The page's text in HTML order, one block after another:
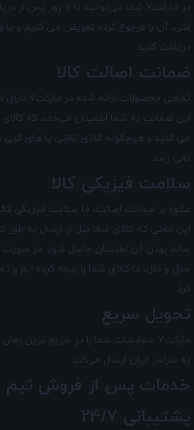
در مارکت7 شما
فنی، آن را مرجوع کرده تعویض می کنیم و یا
دریافت کنید.
ضمانت اصالت کالا
تمامی محصولات ارائه شده در مارکت7
این ضمانت به شما اطمینان می‌دهد که کالای
می کنید و هیچگونه کالای تقلبی یا های
نمی رسد.
سلامت فیزیکی کالا
علاوه بر ضمانت اصالت، ما سلامت فیزیکی
این معنی که کالای شما قبل از ارسال به طور
سالم بودن آن اطمینان حاصل شود. در
حمل و نقل، ما کالای شما را بیمه کرده ایم و
کرد.
تحویل سریع
مارکت7 سفارشات شما را در سریع ترین
به سراسر ایران ارسال می‌کند.
خدمات پس از فروش تیم
پشتیبانی 24/7